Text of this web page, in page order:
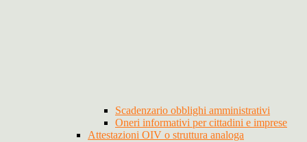
Scadenzario obblighi amministrativi
Oneri informativi per cittadini e imprese
Attestazioni OIV o struttura analoga